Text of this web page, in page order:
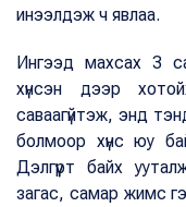
инээлдэж ч явлаа.
Ингээд махсах 3
хүнсэн дээр
саваагүйтэж, энд
болмоор хүнс юу
Дэлгүүрт байх
загас, самар жимс